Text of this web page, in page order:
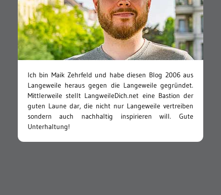
Ich bin Maik Zehrfeld und habe diesen Blog 2006 aus
Langeweile heraus gegen die Langeweile gegründet.
Mittlerweile stellt LangweileDich.net eine Bastion der
guten Laune dar, die nicht nur Langeweile vertreiben
sondern auch nachhaltig inspirieren will. Gute
Unterhaltung!